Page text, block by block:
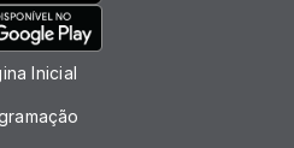
Inicial